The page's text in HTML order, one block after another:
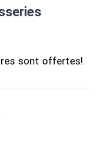
sont offertes!